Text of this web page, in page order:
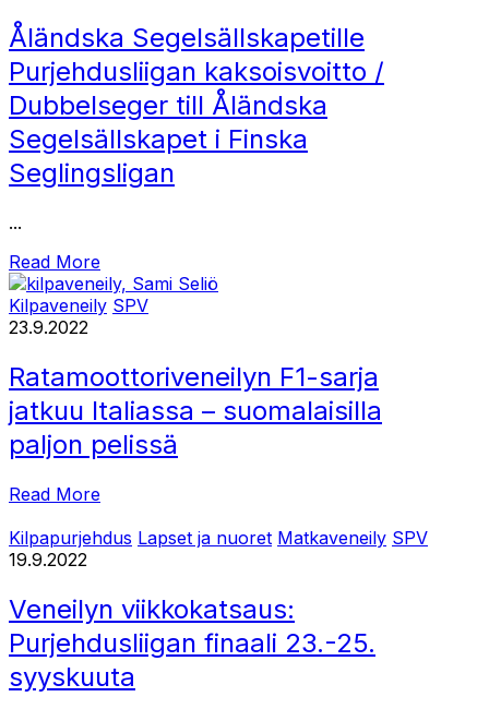
Åländska Segelsällskapetille
Purjehdusliigan kaksoisvoitto /
Dubbelseger till Åländska
Segelsällskapet i Finska
Seglingsligan
...
Read More
Kilpaveneily SPV
23.9.2022
Ratamoottoriveneilyn F1-sarja
jatkuu Italiassa – suomalaisilla
paljon pelissä
Read More
Kilpapurjehdus Lapset ja nuoret Matkaveneily SPV
19.9.2022
Veneilyn viikkokatsaus:
Purjehdusliigan finaali 23.-25.
syyskuuta